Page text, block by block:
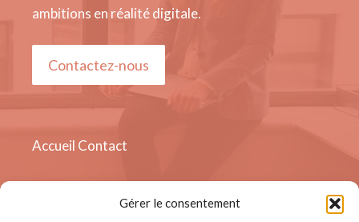
Gérer le consentement
ambitions en réalité digitale.
Contactez-nous
Accueil Contact